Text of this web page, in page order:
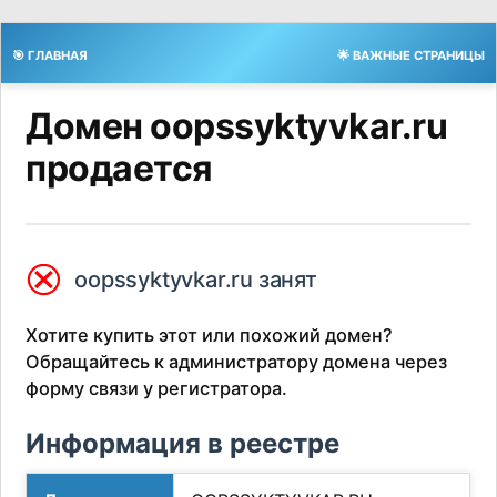
🎯 ГЛАВНАЯ 🌟 ВАЖНЫЕ СТРАНИЦЫ
Домен oopssyktyvkar.ru
продается
⮿ oopssyktyvkar.ru занят
Хотите купить этот или похожий домен?
Обращайтесь к администратору домена через
форму связи у регистратора.
Информация в реестре